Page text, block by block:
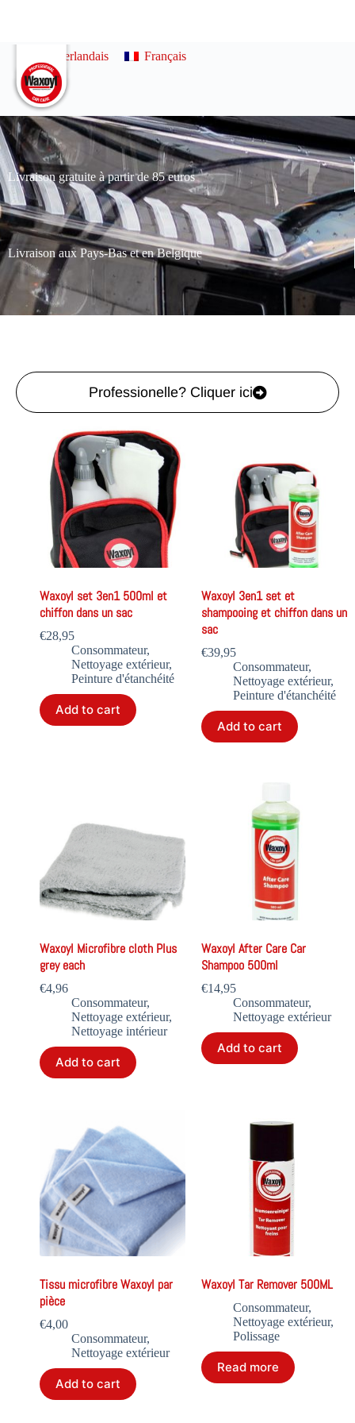
Néerlandais Français
Livraison gratuite à partir de 85 euros
Livraison aux Pays-Bas et en Belgique
Professionelle? Cliquer ici
Waxoyl set 3en1 500ml et
chiffon dans un sac
€28,95
Consommateur,
Nettoyage extérieur,
Peinture d'étanchéité
Add to cart
Waxoyl 3en1 set et
shampooing et chiffon dans un
sac
€39,95
Consommateur,
Nettoyage extérieur,
Peinture d'étanchéité
Add to cart
Waxoyl Microfibre cloth Plus
grey each
€4,96
Consommateur,
Nettoyage extérieur,
Nettoyage intérieur
Add to cart
Waxoyl After Care Car
Shampoo 500ml
€14,95
Consommateur,
Nettoyage extérieur
Add to cart
Tissu microfibre Waxoyl par
pièce
€4,00
Consommateur,
Nettoyage extérieur
Add to cart
Waxoyl Tar Remover 500ML
Consommateur,
Nettoyage extérieur,
Polissage
Read more